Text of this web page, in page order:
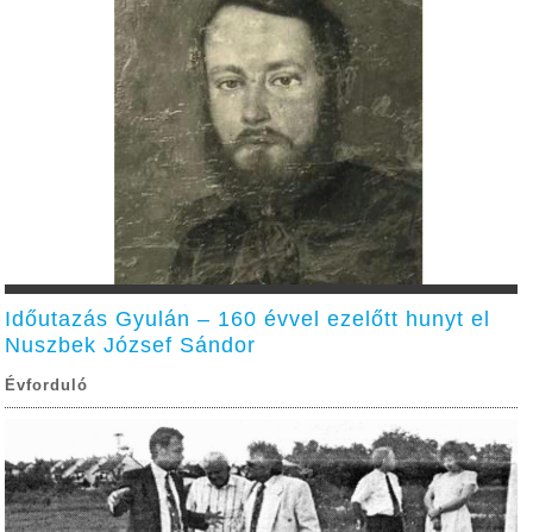
Időutazás Gyulán – 160 évvel ezelőtt hunyt el
Nuszbek József Sándor
Évforduló